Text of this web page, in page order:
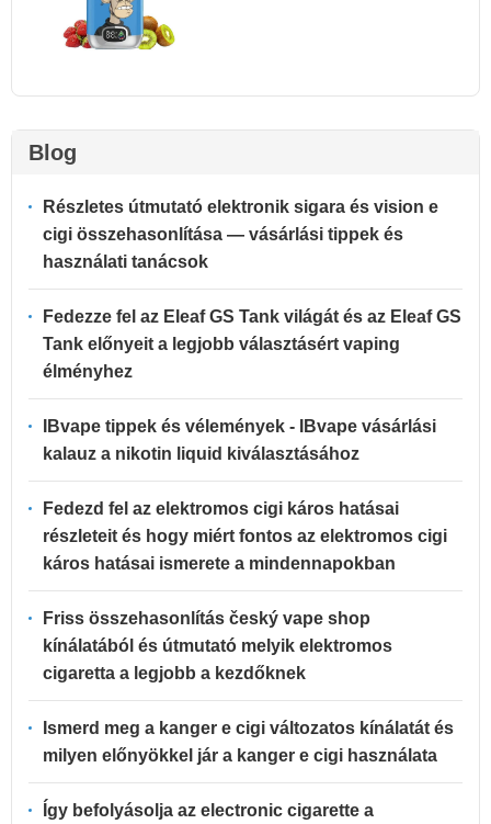
Blog
Részletes útmutató elektronik sigara és vision e
cigi összehasonlítása — vásárlási tippek és
használati tanácsok
Fedezze fel az Eleaf GS Tank világát és az Eleaf GS
Tank előnyeit a legjobb választásért vaping
élményhez
IBvape tippek és vélemények - IBvape vásárlási
kalauz a nikotin liquid kiválasztásához
Fedezd fel az elektromos cigi káros hatásai
részleteit és hogy miért fontos az elektromos cigi
káros hatásai ismerete a mindennapokban
Friss összehasonlítás český vape shop
kínálatából és útmutató melyik elektromos
cigaretta a legjobb a kezdőknek
Ismerd meg a kanger e cigi változatos kínálatát és
milyen előnyökkel jár a kanger e cigi használata
Így befolyásolja az electronic cigarette a